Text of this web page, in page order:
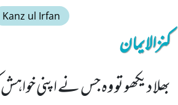
Kanz ul Irfan
کنزالایمان
بھلا دیکھو تو وہ جس نے اپنی خواہش